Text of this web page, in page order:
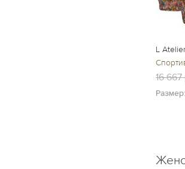
L Atelier
16 667